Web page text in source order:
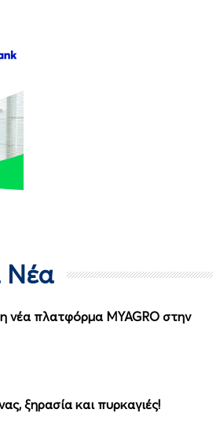
Νέα
νέα πλατφόρμα MYAGRO στην
ξηρασία και πυρκαγιές!